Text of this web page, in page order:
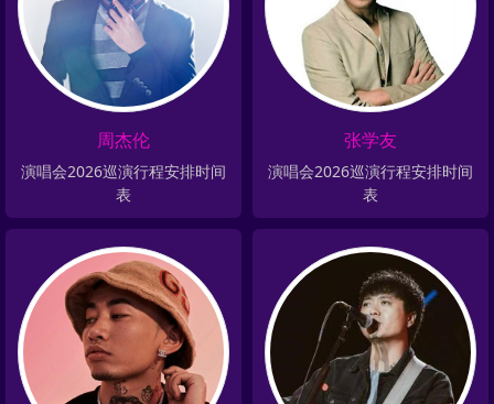
周杰伦
演唱会2026巡演行程安排时间
表
张学友
演唱会2026巡演行程安排时间
表